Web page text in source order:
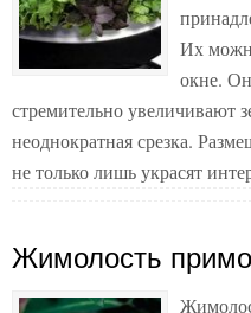
Их
окне.
стремительно увеличивают
неоднократная срезка.
не только лишь украсят
Жимолость